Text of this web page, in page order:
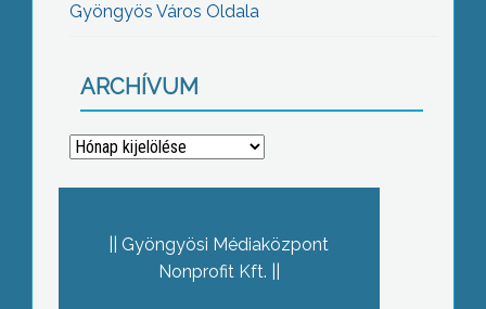
Gyöngyös Város Oldala
ARCHÍVUM
Archívum
Gyöngyösi Médiaközpont
Nonprofit Kft.